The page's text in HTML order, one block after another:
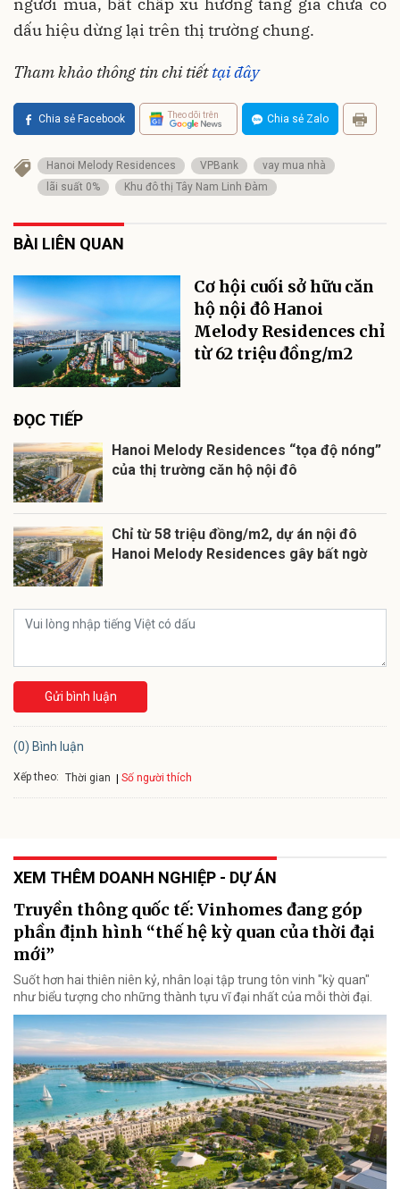
người mua, bất chấp xu hướng tăng giá chưa có
dấu hiệu dừng lại trên thị trường chung.
Tham khảo thông tin chi tiếttại đây
Chia sẻ Facebook Theo dõi trên Chia sẻ Zalo
Hanoi Melody Residences VPBank
vay mua nhà
lãi suất 0%
Khu đô thị Tây Nam Linh Đàm
BÀI LIÊN QUAN
Cơ hội cuối sở hữu căn
hộ nội đô Hanoi
Melody Residences chỉ
từ 62 triệu đồng/m2
ĐỌC TIẾP
Hanoi Melody Residences “tọa độ nóng”
của thị trường căn hộ nội đô
Chỉ từ 58 triệu đồng/m2, dự án nội đô
Hanoi Melody Residences gây bất ngờ
Gửi bình luận
(0) Bình luận
Xếp theo: Thời gian Số người thích
XEM THÊM DOANH NGHIỆP - DỰ ÁN
Truyền thông quốc tế: Vinhomes đang góp
phần định hình “thế hệ kỳ quan của thời đại
mới”
Suốt hơn hai thiên niên kỷ, nhân loại tập trung tôn vinh "kỳ quan"
như biểu tượng cho những thành tựu vĩ đại nhất của mỗi thời đại.